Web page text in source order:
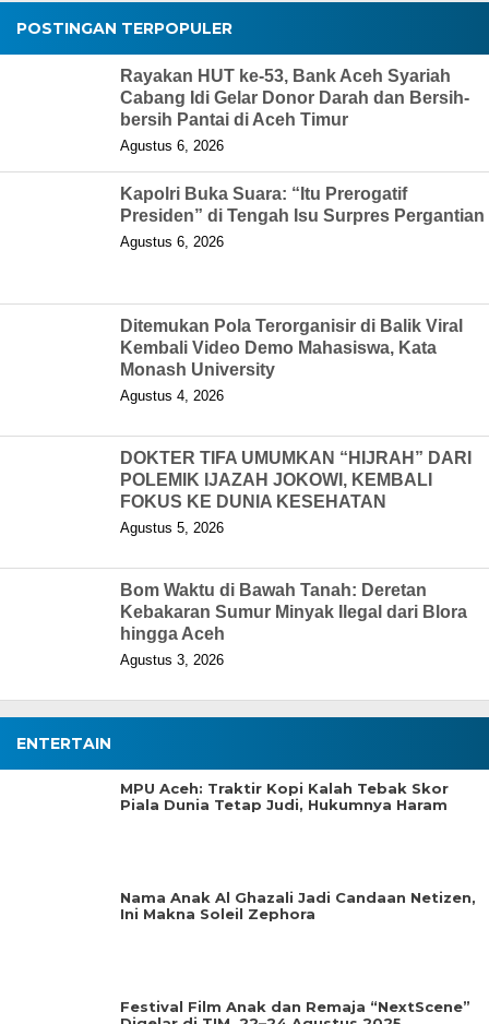
POSTINGAN TERPOPULER
Rayakan HUT ke-53, Bank Aceh Syariah
Cabang Idi Gelar Donor Darah dan Bersih-
bersih Pantai di Aceh Timur
Agustus 6, 2026
Kapolri Buka Suara: “Itu Prerogatif
Presiden” di Tengah Isu Surpres Pergantian
Agustus 6, 2026
Ditemukan Pola Terorganisir di Balik Viral
Kembali Video Demo Mahasiswa, Kata
Monash University
Agustus 4, 2026
DOKTER TIFA UMUMKAN “HIJRAH” DARI
POLEMIK IJAZAH JOKOWI, KEMBALI
FOKUS KE DUNIA KESEHATAN
Agustus 5, 2026
Bom Waktu di Bawah Tanah: Deretan
Kebakaran Sumur Minyak Ilegal dari Blora
hingga Aceh
Agustus 3, 2026
ENTERTAIN
MPU Aceh: Traktir Kopi Kalah Tebak Skor
Piala Dunia Tetap Judi, Hukumnya Haram
Nama Anak Al Ghazali Jadi Candaan Netizen,
Ini Makna Soleil Zephora
Festival Film Anak dan Remaja “NextScene”